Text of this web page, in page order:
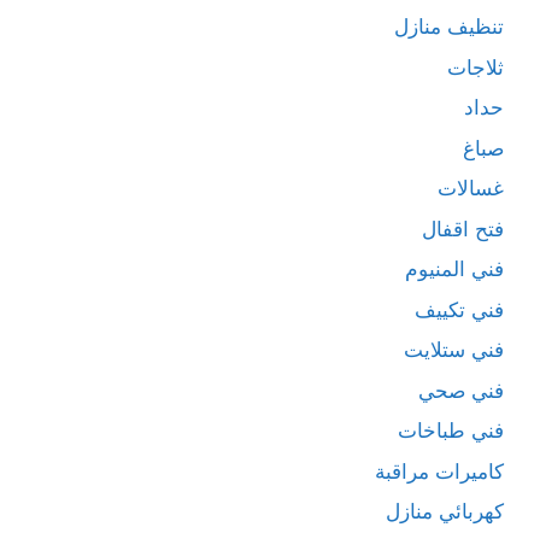
تنظيف منازل
ثلاجات
حداد
صباغ
غسالات
فتح اقفال
فني المنيوم
فني تكييف
فني ستلايت
فني صحي
فني طباخات
كاميرات مراقبة
كهربائي منازل